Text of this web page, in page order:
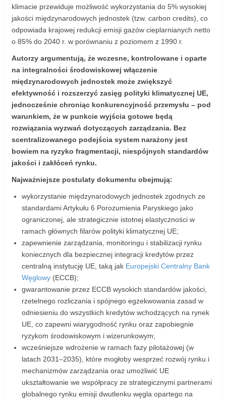
klimacie przewiduje możliwość wykorzystania do 5% wysokiej
jakości międzynarodowych jednostek (tzw. carbon credits), co
odpowiada krajowej redukcji emisji gazów cieplarnianych netto
o 85% do 2040 r. w porównaniu z poziomem z 1990 r.
Autorzy argumentują, że wczesne, kontrolowane i oparte
na integralności środowiskowej włączenie
międzynarodowych jednostek może zwiększyć
efektywność i rozszerzyć zasięg polityki klimatycznej UE,
jednocześnie chroniąc konkurencyjność przemysłu – pod
warunkiem, że w punkcie wyjścia gotowe będą
rozwiązania wyzwań dotyczących zarządzania. Bez
scentralizowanego podejścia system narażony jest
bowiem na ryzyko fragmentacji, niespójnych standardów
jakości i zakłóceń rynku.
Najważniejsze postulaty dokumentu obejmują:
wykorzystanie międzynarodowych jednostek zgodnych ze
standardami Artykułu 6 Porozumienia Paryskiego jako
ograniczonej, ale strategicznie istotnej elastyczności w
ramach głównych filarów polityki klimatycznej UE;
zapewnienie zarządzania, monitoringu i stabilizacji rynku
koniecznych dla bezpiecznej integracji kredytów przez
centralną instytucję UE, taką jak Europejski Centralny Bank
Węglowy (ECCB);
gwarantowanie przez ECCB wysokich standardów jakości,
rzetelnego rozliczania i spójnego egzekwowania zasad w
odniesieniu do wszystkich kredytów wchodzących na rynek
UE, co zapewni wiarygodność rynku oraz zapobiegnie
ryzykom środowiskowym i wizerunkowym;
wcześniejsze wdrożenie w ramach fazy pilotażowej (w
latach 2031–2035), które mogłoby wesprzeć rozwój rynku i
mechanizmów zarządzania oraz umożliwić UE
ukształtowanie we współpracy ze strategicznymi partnerami
globalnego rynku emisji dwutlenku węgla opartego na